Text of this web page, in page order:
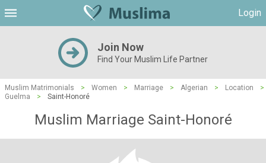
Login
Join Now
Find Your Muslim Life Partner
Muslim Matrimonials > Women > Marriage > Algerian > Location
>
Guelma
> Saint-Honoré
Muslim Marriage Saint-Honoré